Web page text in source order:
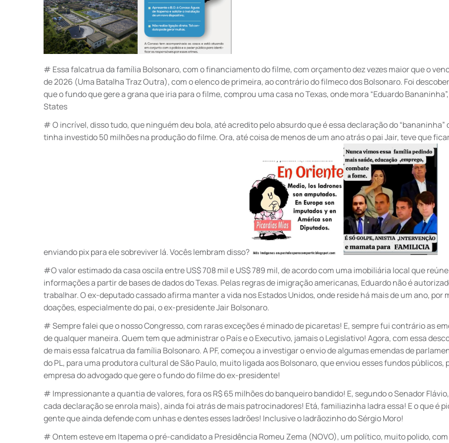
# Essa falcatrua da família Bolsonaro, com o financiamento do filme, com orçamento dez vezes maior que o
de 2026 (Uma Batalha Traz Outra), com o elenco de primeira, ao contrário do filmeco dos Bolsonaro. Foi
que o fundo que gere a grana que iria para o filme, comprou uma casa no Texas, onde mora “Eduardo
States
# O incrível, disso tudo, que ninguém deu bola, até acredito pelo absurdo que é essa declaração do “bananinha”
tinha investido 50 milhões na produção do filme. Ora, até coisa de menos de um ano atrás o pai Jair, teve que
enviando pix para ele sobreviver lá. Vocês lembram disso?
#O valor estimado da casa oscila entre US$ 708 mil e US$ 789 mil, de acordo com uma imobiliária local que reúne
informações a partir de bases de dados do Texas. Pelas regras de imigração americanas, Eduardo não é
trabalhar. O ex-deputado cassado afirma manter a vida nos Estados Unidos, onde reside há mais de um ano, por
doações, especialmente do pai, o ex-presidente Jair Bolsonaro.
# Sempre falei que o nosso Congresso, com raras exceções é minado de picaretas! E, sempre fui contrário as
de qualquer maneira. Quem tem que administrar o País e o Executivo, jamais o Legislativo! Agora, com essa
de mais essa falcatrua da família Bolsonaro. A PF, começou a investigar o envio de algumas emendas de
do PL, para uma produtora cultural de São Paulo, muito ligada aos Bolsonaro, que enviou esses fundos públicos,
empresa do advogado que gere o fundo do filme do ex-presidente!
# Impressionante a quantia de valores, fora os R$ 65 milhões do banqueiro bandido! E, segundo o Senador
cada declaração se enrola mais), ainda foi atrás de mais patrocinadores! Etá, familiazinha ladra essa! E o que é
gente que ainda defende com unhas e dentes esses ladrões! Inclusive o ladrãozinho do Sérgio Moro!
# Ontem esteve em Itapema o pré-candidato a Presidência Romeu Zema (NOVO), um político, muito polido,